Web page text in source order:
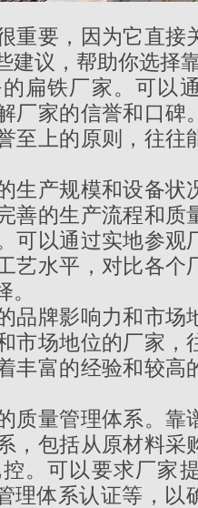
重要，因为它直接
建议，帮助你选择
扁铁厂家。可以
厂家的信誉和口碑
至上的原则，往往
生产规模和设备状
善的生产流程和质
可以通过实地参观
艺水平，对比各个
品牌影响力和市场
市场地位的厂家，
丰富的经验和较高
质量管理体系。靠
，包括从原材料采
。可以要求厂家
理体系认证等，以